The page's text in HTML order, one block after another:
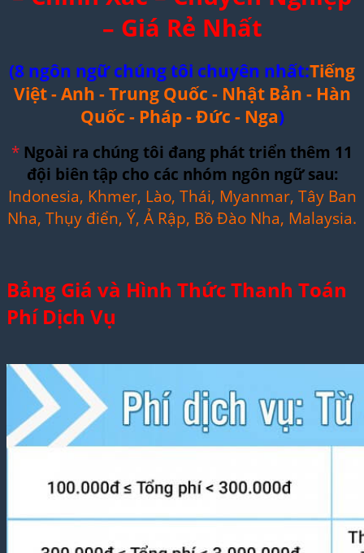
– Giá Rẻ Nhất
(8 ngôn ngữ chúng tôi chuyên nhất:Tiếng
Việt - Anh - Trung Quốc - Nhật Bản - Hàn
Quốc - Pháp - Đức - Nga)
* Ngoài ra chúng tôi đang phát triển thêm 11
đội biên tập cho các nhóm ngôn ngữ sau:
Indonesia, Khmer, Lào, Thái, Myanmar, Tây Ban
Nha, Thụy điển, Ý, Ả Rập, Bồ Đào Nha, Malaysia.
Bảng Giá và Hình Thức Thanh Toán
Phí Dịch Vụ